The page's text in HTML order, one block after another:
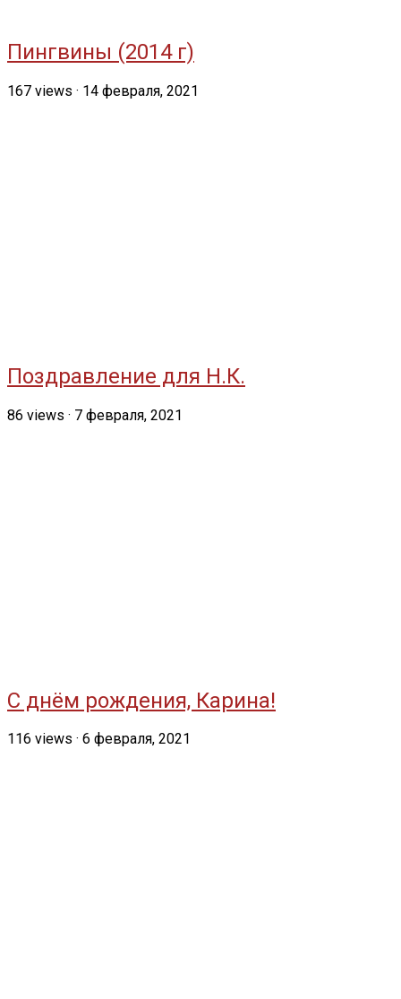
Пингвины (2014 г)
167 views · 14 февраля, 2021
Поздравление для Н.К.
86 views · 7 февраля, 2021
С днём рождения, Карина!
116 views · 6 февраля, 2021